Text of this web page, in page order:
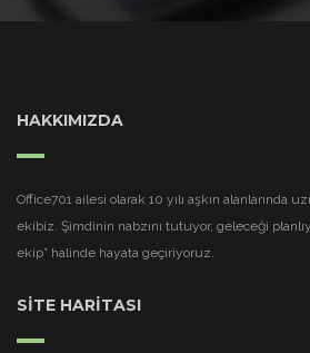
HAKKIMIZDA
Office701 ailesi olarak 10 yılı aşkın alanlarında
ekibiz. Şimdinin nabzını tutuyor, geleceği
ekip” halinde hayata geçiriyoruz.
SİTE HARİTASI